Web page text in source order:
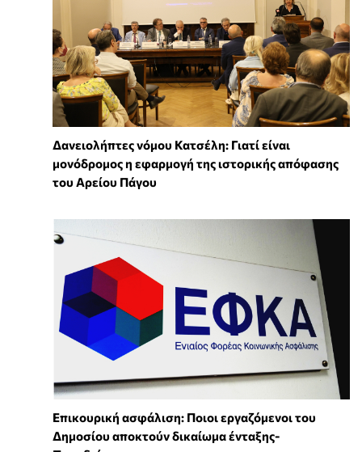
Δανειολήπτες νόμου Κατσέλη: Γιατί είναι
μονόδρομος η εφαρμογή της ιστορικής απόφασης
του Αρείου Πάγου
Επικουρική ασφάλιση: Ποιοι εργαζόμενοι του
Δημοσίου αποκτούν δικαίωμα ένταξης-